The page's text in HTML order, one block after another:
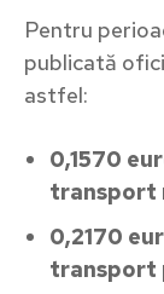
Pentru
publicată
astfel:
0,1570
transport
0,2170
transport